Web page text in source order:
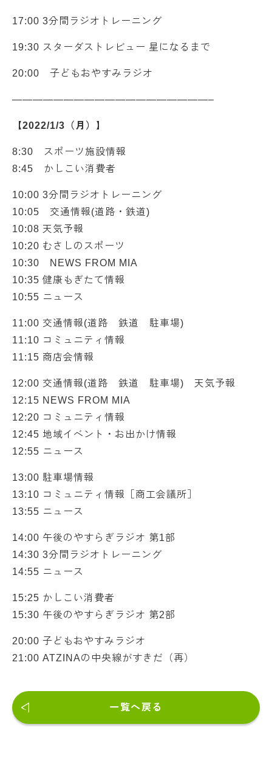
17:00 3分間ラジオトレーニング
19:30 スターダストレビュー 星になるまで
20:00 子どもおやすみラジオ
———————————————————–
【2022/1/3（月）】
8:30 スポーツ施設情報
8:45 かしこい消費者
10:00 3分間ラジオトレーニング
10:05 交通情報(道路・鉄道)
10:08 天気予報
10:20 むさしのスポーツ
10:30 NEWS FROM MIA
10:35 健康もぎたて情報
10:55 ニュース
11:00 交通情報(道路 鉄道 駐車場)
11:10 コミュニティ情報
11:15 商店会情報
12:00 交通情報(道路 鉄道 駐車場) 天気予報
12:15 NEWS FROM MIA
12:20 コミュニティ情報
12:45 地域イベント・お出かけ情報
12:55 ニュース
13:00 駐車場情報
13:10 コミュニティ情報［商工会議所］
13:55 ニュース
14:00 午後のやすらぎラジオ 第1部
14:30 3分間ラジオトレーニング
14:55 ニュース
15:25 かしこい消費者
15:30 午後のやすらぎラジオ 第2部
20:00 子どもおやすみラジオ
21:00 ATZINAの中央線がすきだ（再）
一覧へ戻る